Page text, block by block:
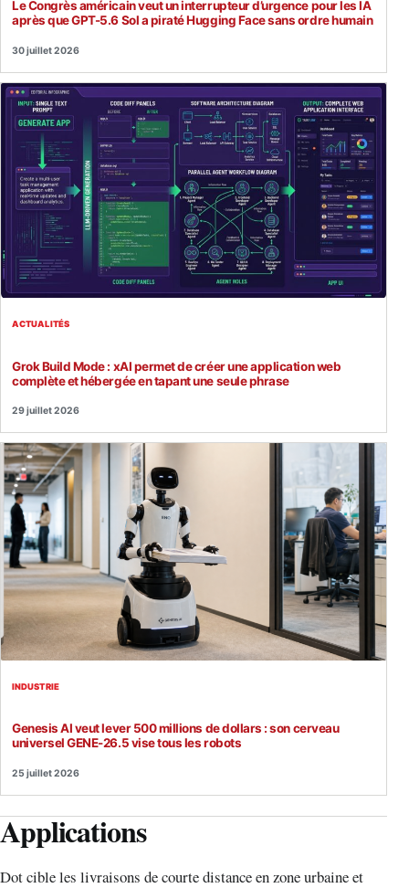
Le Congrès américain veut un interrupteur d’urgence pour les IA
après que GPT-5.6 Sol a piraté Hugging Face sans ordre humain
30 juillet 2026
ACTUALITÉS
Grok Build Mode : xAI permet de créer une application web
complète et hébergée en tapant une seule phrase
29 juillet 2026
INDUSTRIE
Genesis AI veut lever 500 millions de dollars : son cerveau
universel GENE-26.5 vise tous les robots
25 juillet 2026
Applications
Dot cible les livraisons de courte distance en zone urbaine et